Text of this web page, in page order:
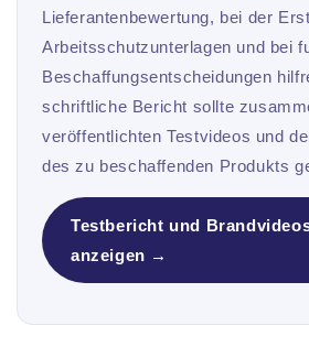
Lieferantenbewertung, bei der
Arbeitsschutzunterlagen und bei
Beschaffungsentscheidungen
schriftliche Bericht sollte
veröffentlichten Testvideos und
des zu beschaffenden Produkts
Testbericht und
anzeigen →